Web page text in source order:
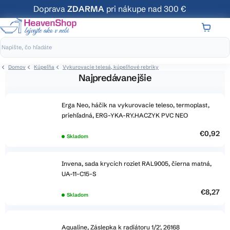
na
obsah
Doprava ZDARMA pri nákupe nad 300 €
Domov Kúpeľňa Vykurovacie telesá, kúpeľňové rebríky
Najpredávanejšie
Erga Neo, háčik na vykurovacie teleso, termoplast,
priehľadná, ERG-YKA-RY.HACZYK PVC NEO
Skladom €0,92
Invena, sada krycích roziet RAL9005, čierna matná,
UA-11-C15-S
Skladom €8,27
Aqualine, Záslepka k radiátoru 1/2', 26168